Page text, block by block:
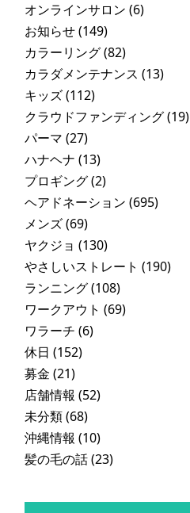
オンラインサロン (6)
お知らせ(149)
カラーリング(82)
カラダメンテナンス (13)
キッズ(112)
クラウドファンディング(19)
パーマ (27)
ハナヘナ (13)
プロギング(2)
ヘアドネーション (695)
メンズ(69)
ヤクジョ (130)
やさしいストレート (190)
ランニング(108)
ワークアウト (69)
ワラーチ (6)
休日 (152)
募金 (21)
店舗情報 (52)
未分類(68)
沖縄情報 (10)
髪の毛の話(23)